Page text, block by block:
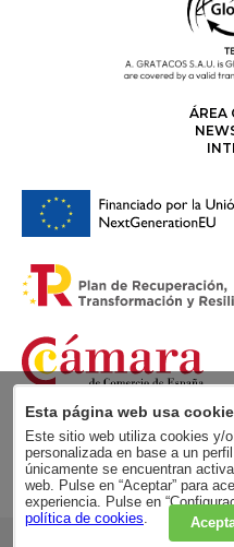
ÁREA
Esta página web usa
Este sitio web utiliza cookies y/
personalizada en base a un
únicamente se encuentran
web. Pulse en “Aceptar” para
experiencia. Pulse en
política de cookies.